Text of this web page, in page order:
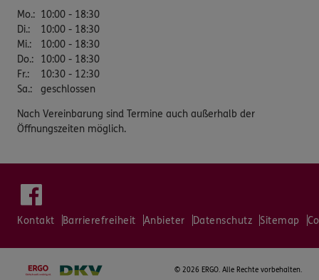
Mo.: 10:00 - 18:30
Di.:
10:00 - 18:30
Mi.:
10:00 - 18:30
Do.:
10:00 - 18:30
Fr.:
10:30 - 12:30
Sa.: geschlossen
Nach Vereinbarung sind Termine auch außerhalb der
Öffnungszeiten möglich.
Kontakt Barrierefreiheit Anbieter Datenschutz Sitemap
© 2026 ERGO. Alle Rechte vorbehalten.